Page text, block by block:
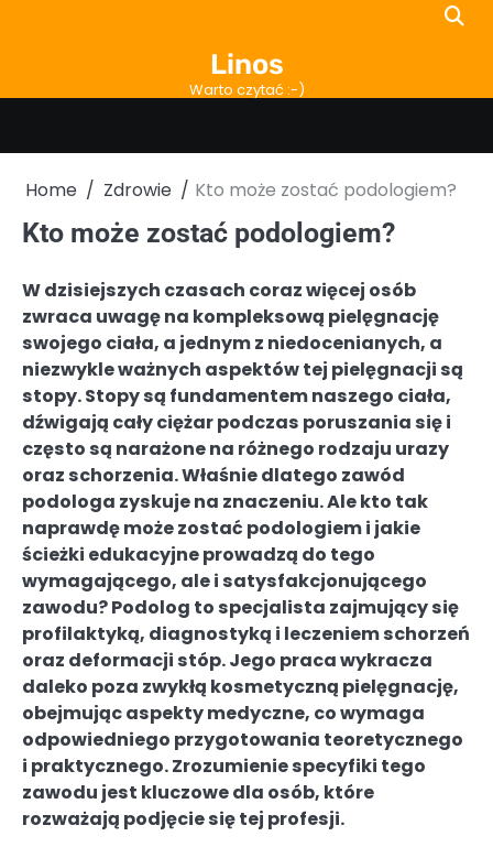
Linos
Warto czytać :-)
Home Zdrowie Kto może zostać podologiem?
Kto może zostać podologiem?
W dzisiejszych czasach coraz więcej osób
zwraca uwagę na kompleksową pielęgnację
swojego ciała, a jednym z niedocenianych, a
niezwykle ważnych aspektów tej pielęgnacji są
stopy. Stopy są fundamentem naszego ciała,
dźwigają cały ciężar podczas poruszania się i
często są narażone na różnego rodzaju urazy
oraz schorzenia. Właśnie dlatego zawód
podologa zyskuje na znaczeniu. Ale kto tak
naprawdę może zostać podologiem i jakie
ścieżki edukacyjne prowadzą do tego
wymagającego, ale i satysfakcjonującego
zawodu? Podolog to specjalista zajmujący się
profilaktyką, diagnostyką i leczeniem schorzeń
oraz deformacji stóp. Jego praca wykracza
daleko poza zwykłą kosmetyczną pielęgnację,
obejmując aspekty medyczne, co wymaga
odpowiedniego przygotowania teoretycznego
i praktycznego. Zrozumienie specyfiki tego
zawodu jest kluczowe dla osób, które
rozważają podjęcie się tej profesji.